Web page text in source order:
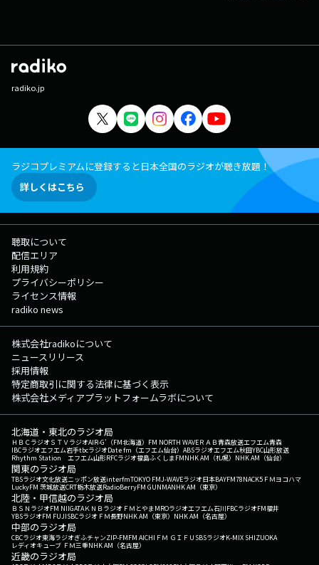
radiko.jp
ラジコプレミアムに登録すると日本全国のラジオが聴き放題！
詳しくはこちら
聴取について
配信エリア
利用規約
プライバシーポリシー
ライセンス情報
radiko news
株式会社radikoについて
ニュースリリース
採用情報
特定商取引に関する法律に基づく表示
株式会社メディアプラットフォームラボについて
北海道・東北のラジオ局
ＨＢＣラジオＳＴＶラジオAIR-G'（FM北海道） FM NORTH WAVEＲＡＢ青森放送エフエム青森
IBCラジオエフエム岩手tbcラジオDate fm（エフエム仙台） ABSラジオエフエム秋田YBC山形放送
Rhythm Station エフエム山形RFCラジオ福島ふくしまFMNHK AM（札幌） NHK AM（仙台）
関東のラジオ局
TBSラジオ文化放送ニッポン放送interfmTOKYO FMJ-WAVEラジオ日本BAYFM78NACK5 ＦＭヨコハマ
LuckyFM 茨城放送CRT栃木放送RadioBerryFM GUNMANHK AM（東京）
北陸・甲信越のラジオ局
ＢＳＮラジオFM NIIGATAＫＮＢラジオ ＦＭとやまMROラジオエフエム石川FBCラジオFM福井
YBSラジオFM FUJISBCラジオ ＦＭ長野NHK AM（東京） NHK AM（名古屋）
中部のラジオ局
CBCラジオ東海ラジオぎふチャンZIP-FMFM AICHI ＦＭ ＧＩＦＵ SBSラジオK-MIX SHIZUOKA
レディオキューブ ＦＭ三重NHK AM（名古屋）
近畿のラジオ局